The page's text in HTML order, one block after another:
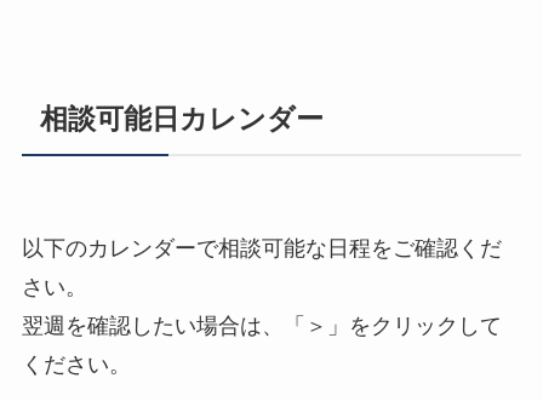
相談可能日カレンダー
以下のカレンダーで相談可能な日程をご確認くだ
さい。
翌週を確認したい場合は、「＞」をクリックして
ください。